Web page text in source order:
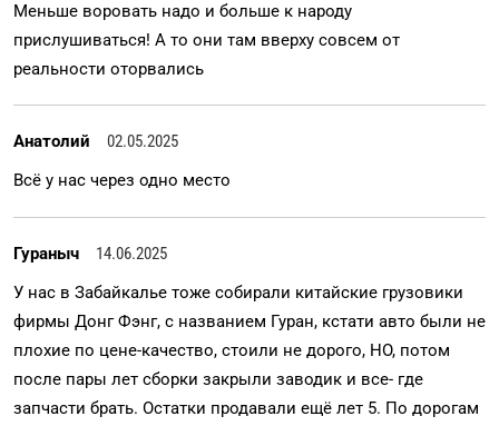
Меньше воровать надо и больше к народу
прислушиваться! А то они там вверху совсем от
реальности оторвались
Анатолий
02.05.2025
Всё у нас через одно место
Гураныч
14.06.2025
У нас в Забайкалье тоже собирали китайские грузовики
фирмы Донг Фэнг, с названием Гуран, кстати авто были не
плохие по цене-качество, стоили не дорого, НО, потом
после пары лет сборки закрыли заводик и все- где
запчасти брать. Остатки продавали ещё лет 5. По дорогам